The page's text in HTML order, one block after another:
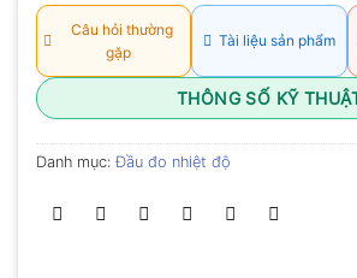
Câu hỏi thường
gặp
Tài liệu sản phẩm
THÔNG SỐ KỸ
Danh mục:Đầu đo nhiệt độ